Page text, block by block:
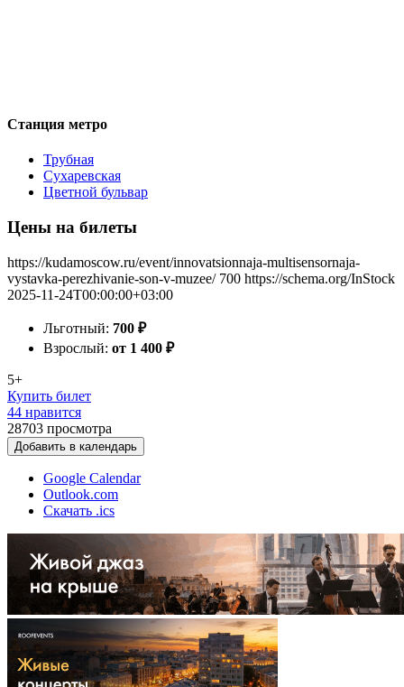
Станция метро
Трубная
Сухаревская
Цветной бульвар
Цены на билеты
https://kudamoscow.ru/event/innovatsionnaja-multisensornaja-
vystavka-perezhivanie-son-v-muzee/ 700 https://schema.org/InStock
2025-11-24T00:00:00+03:00
Льготный: 700 ₽
Взрослый: от 1 400 ₽
5+
Купить билет
44 нравится
28703 просмотра
Добавить в календарь
Google Calendar
Outlook.com
Скачать .ics